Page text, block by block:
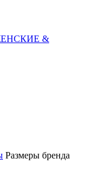
&
Размеры бренда